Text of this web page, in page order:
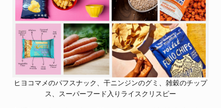
ヒヨコマメのパフスナック、干ニンジンのグミ、雑穀のチップ
ス、スーパーフード入りライスクリスピー